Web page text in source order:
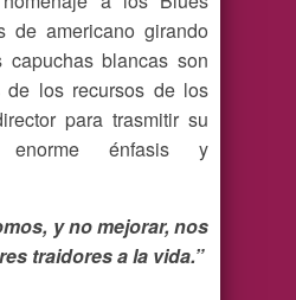
de americano girando
blancas son
de los recursos de los
para trasmitir su
énfasis y
y no mejorar, nos
traidores a la vida.”